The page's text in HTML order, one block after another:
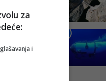
za
i